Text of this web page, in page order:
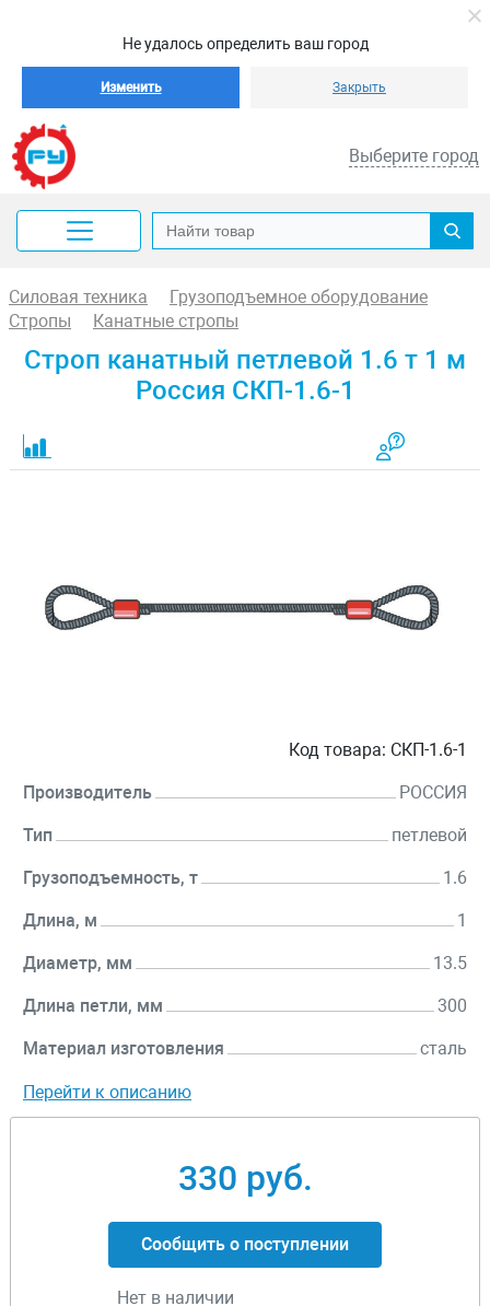
Не удалось определить ваш город
Изменить Закрыть
Выберите город
Силовая техника
Грузоподъемное оборудование
Стропы
Канатные стропы
Строп канатный петлевой 1.6 т 1 м
Россия СКП-1.6-1
Код товара: СКП-1.6-1
Производитель РОССИЯ
Тип петлевой
Грузоподъемность, т 1.6
Длина, м 1
Диаметр, мм 13.5
Длина петли, мм 300
Материал изготовления сталь
Перейти к описанию
330 руб.
Сообщить о поступлении
Нет в наличии